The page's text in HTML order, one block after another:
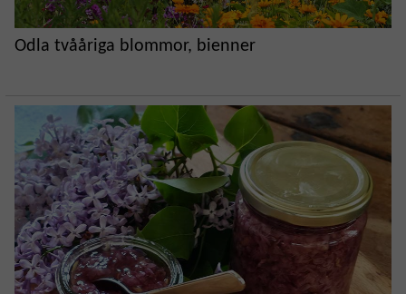
Odla tvååriga blommor, bienner